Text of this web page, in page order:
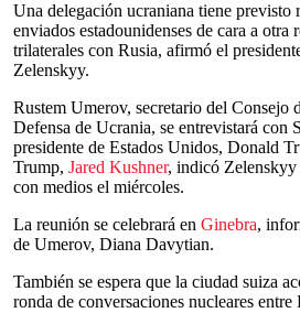
Una delegación ucraniana tiene previsto
enviados estadounidenses de cara a otra
trilaterales con Rusia, afirmó el
Zelenskyy.
Rustem Umerov, secretario del Consejo
Defensa de Ucrania, se entrevistará con
presidente de Estados Unidos, Donald
Trump, Jared Kushner, indicó Zelenskyy
con medios el miércoles.
La reunión se celebrará en Ginebra,
de Umerov, Diana Davytian.
También se espera que la ciudad suiza
ronda de conversaciones nucleares entre